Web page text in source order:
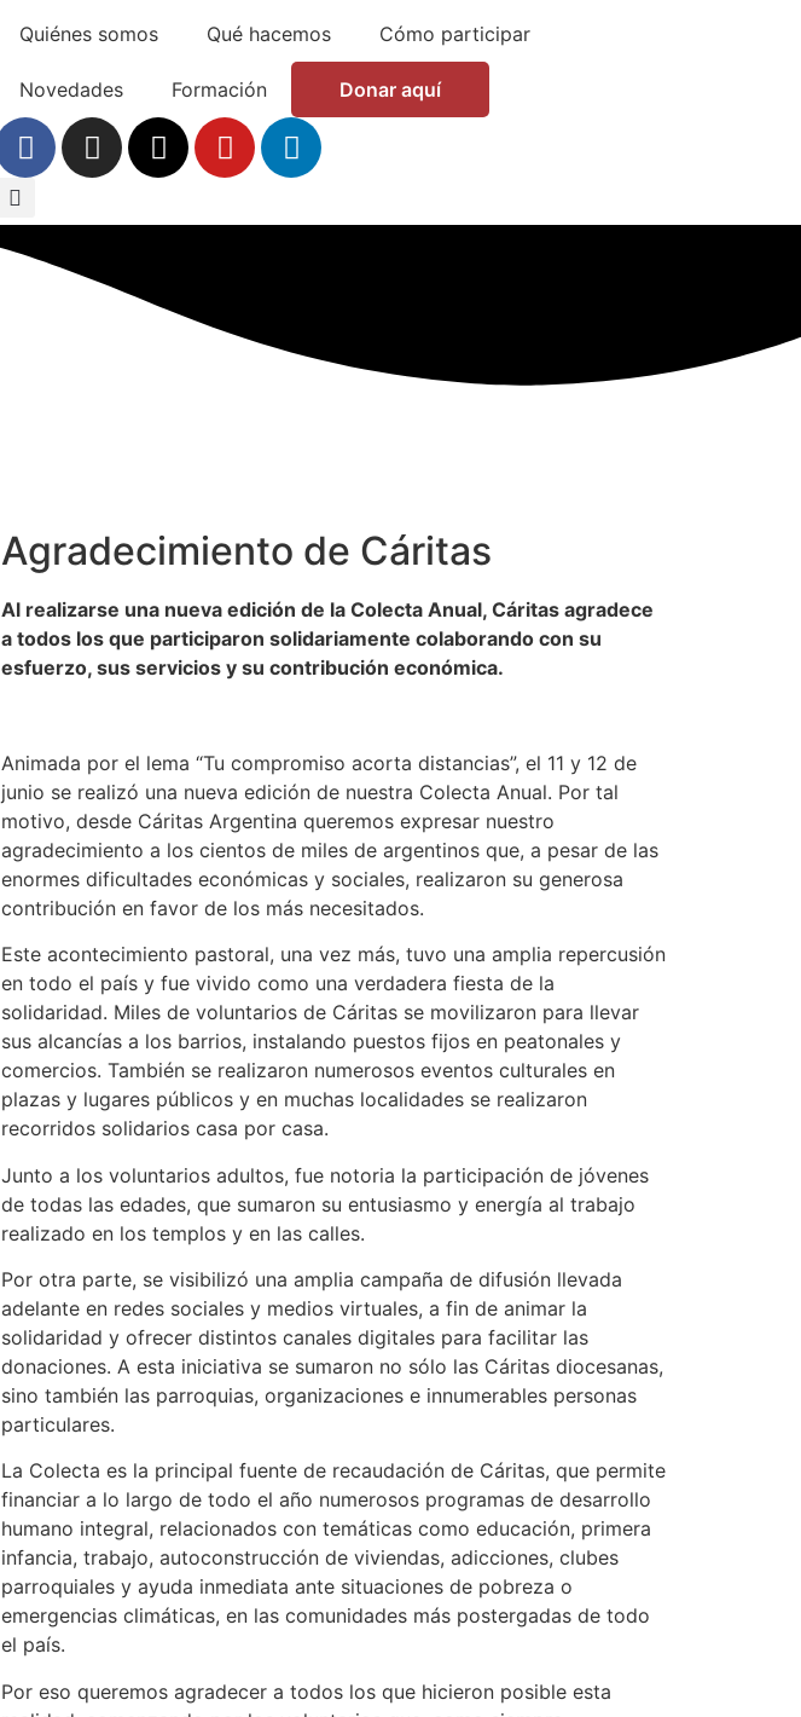
Quiénes somos Qué hacemos Cómo participar
Novedades Formación Donar aquí
Agradecimiento de Cáritas
Al realizarse una nueva edición de la Colecta Anual, Cáritas agradece
a todos los que participaron solidariamente colaborando con su
esfuerzo, sus servicios y su contribución económica.
Animada por el lema “Tu compromiso acorta distancias”, el 11 y 12 de
junio se realizó una nueva edición de nuestra Colecta Anual. Por tal
motivo, desde Cáritas Argentina queremos expresar nuestro
agradecimiento a los cientos de miles de argentinos que, a pesar de las
enormes dificultades económicas y sociales, realizaron su generosa
contribución en favor de los más necesitados.
Este acontecimiento pastoral, una vez más, tuvo una amplia repercusión
en todo el país y fue vivido como una verdadera fiesta de la
solidaridad. Miles de voluntarios de Cáritas se movilizaron para llevar
sus alcancías a los barrios, instalando puestos fijos en peatonales y
comercios. También se realizaron numerosos eventos culturales en
plazas y lugares públicos y en muchas localidades se realizaron
recorridos solidarios casa por casa.
Junto a los voluntarios adultos, fue notoria la participación de jóvenes
de todas las edades, que sumaron su entusiasmo y energía al trabajo
realizado en los templos y en las calles.
Por otra parte, se visibilizó una amplia campaña de difusión llevada
adelante en redes sociales y medios virtuales, a fin de animar la
solidaridad y ofrecer distintos canales digitales para facilitar las
donaciones. A esta iniciativa se sumaron no sólo las Cáritas diocesanas,
sino también las parroquias, organizaciones e innumerables personas
particulares.
La Colecta es la principal fuente de recaudación de Cáritas, que permite
financiar a lo largo de todo el año numerosos programas de desarrollo
humano integral, relacionados con temáticas como educación, primera
infancia, trabajo, autoconstrucción de viviendas, adicciones, clubes
parroquiales y ayuda inmediata ante situaciones de pobreza o
emergencias climáticas, en las comunidades más postergadas de todo
el país.
Por eso queremos agradecer a todos los que hicieron posible esta